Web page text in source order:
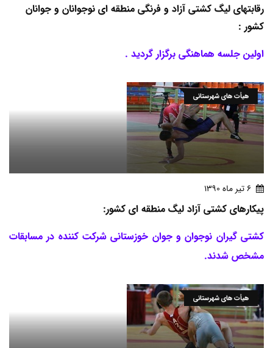
رقابتهای لیگ کشتی آزاد و فرنگی منطقه ای نوجوانان و جوانان
کشور :
اولین جلسه هماهنگی برگزار گردید .
هیأت های شهرستانی
6 تير ماه 1390
پیکارهای کشتی آزاد لیگ منطقه ای کشور:
کشتی گیران نوجوان و جوان خوزستانی شرکت کننده در مسابقات
مشخص شدند.
هیأت های شهرستانی